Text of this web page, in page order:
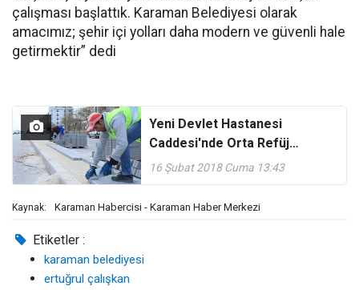
çalışması başlattık. Karaman Belediyesi olarak
amacımız; şehir içi yolları daha modern ve güvenli hale
getirmektir” dedi
Yeni Devlet Hastanesi
Caddesi'nde Orta Refüj
Çalışması
16 Şubat 2018 Cuma 13:43
Kaynak: Karaman Habercisi - Karaman Haber Merkezi
Etiketler :
karaman belediyesi
ertuğrul çalışkan